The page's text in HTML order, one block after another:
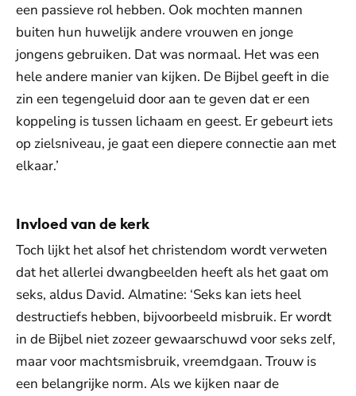
een passieve rol hebben. Ook mochten mannen
buiten hun huwelijk andere vrouwen en jonge
jongens gebruiken. Dat was normaal. Het was een
hele andere manier van kijken. De Bijbel geeft in die
zin een tegengeluid door aan te geven dat er een
koppeling is tussen lichaam en geest. Er gebeurt iets
op zielsniveau, je gaat een diepere connectie aan met
elkaar.’
Invloed van de kerk
Toch lijkt het alsof het christendom wordt verweten
dat het allerlei dwangbeelden heeft als het gaat om
seks, aldus David. Almatine: ‘Seks kan iets heel
destructiefs hebben, bijvoorbeeld misbruik. Er wordt
in de Bijbel niet zozeer gewaarschuwd voor seks zelf,
maar voor machtsmisbruik, vreemdgaan. Trouw is
een belangrijke norm. Als we kijken naar de